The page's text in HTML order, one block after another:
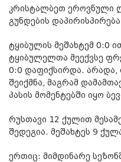
კრისტალბეთ ეროვნული
გუნდების
ტყიბულის მეშახტემ 0:0
ტყიბულელთა მეექვსე
0:0 დაფიქსირდა. არადა,
შეიქმნა, მაგრამ
პასის მომენტებში იყო
რუსთავი 12 ქულით
შედეგია. მეშახტეს 9
ერთიც: მიმდინარე